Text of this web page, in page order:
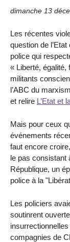
dimanche 13
Les récentes
question de
police qui
« Liberté, égalité,
militants
l’ABC du
et relire L’Etat et
Mais pour ceux
événements
faut encore
le pas consistant
République, un
police à la
Les policiers
soutinrent
compagnies de